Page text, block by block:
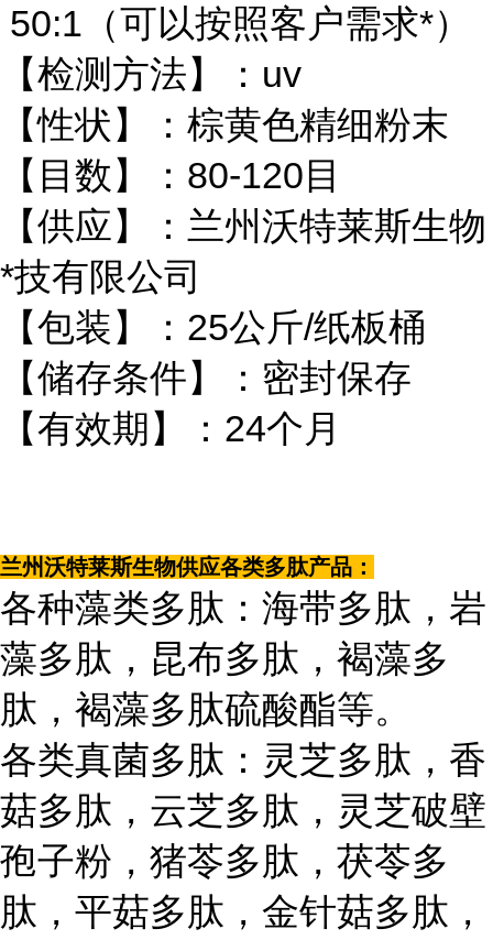
50:1（可以按照客户需求*）
【检测方法】：uv
【性状】：棕黄色精细粉末
【目数】：80-120目
【供应】：兰州沃特莱斯生物
*技有限公司
【包装】：25公斤/纸板桶
【储存条件】：密封保存
【有效期】：24个月
兰州沃特莱斯生物供应各类多肽产品：
各种藻类多肽：海带多肽，岩
藻多肽，昆布多肽，褐藻多
肽，褐藻多肽硫酸酯等。
各类真菌多肽：灵芝多肽，香
菇多肽，云芝多肽，灵芝破壁
孢子粉，猪苓多肽，茯苓多
肽，平菇多肽，金针菇多肽，